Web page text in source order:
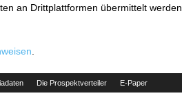
an Drittplattformen übermittelt werden.
Die Prospektverteiler E-Paper